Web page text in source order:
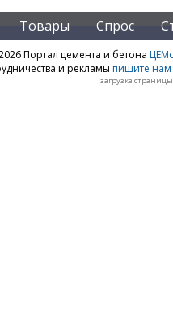
Товары Спрос
Портал цемента и бетона
и рекламы пишите нам
загрузка